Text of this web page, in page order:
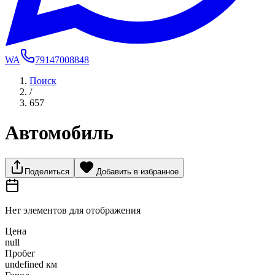
WA
79147008848
Поиск
/
657
Автомобиль
Поделиться Добавить в избранное
Нет элементов для отображения
Цена
null
Пробег
undefined км